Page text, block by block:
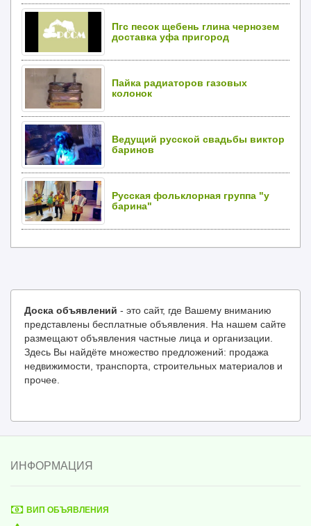
Пгс песок щебень глина чернозем
доставка уфа пригород
Пайка радиаторов газовых
колонок
Ведущий русской свадьбы виктор
баринов
Русская фольклорная группа "у
барина"
Доска объявлений - это сайт, где Вашему вниманию
представлены бесплатные объявления. На нашем сайте
размещают объявления частные лица и организации.
Здесь Вы найдёте множество предложений: продажа
недвижимости, транспорта, строительных материалов и
прочее.
ИНФОРМАЦИЯ
ВИП ОБЪЯВЛЕНИЯ